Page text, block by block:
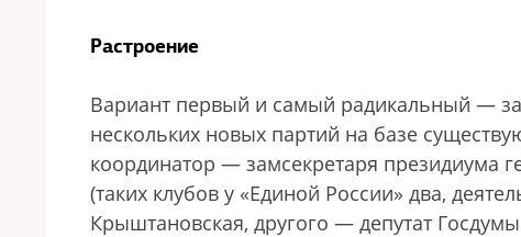
Растроение
Вариант первый и самый радикальный —
нескольких новых партий на базе
координатор — замсекретаря президиума
(таких клубов у «Единой России» два,
Крыштановская, другого — депутат